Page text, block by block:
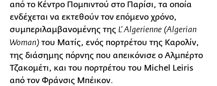
από το Κέντρο Πομπιντού στο Παρίσι, τα οποία
ενδέχεται να εκτεθούν τον επόμενο χρόνο,
συμπεριλαμβανομένης της L' Algerienne (Algerian
Woman) του Ματίς, ενός πορτρέτου της Καρολίν,
της διάσημης πόρνης που απεικόνισε ο Αλμπέρτο
Τζακομέτι, και του πορτρέτου του Michel Leiris
από τον Φράνσις Μπέικον.